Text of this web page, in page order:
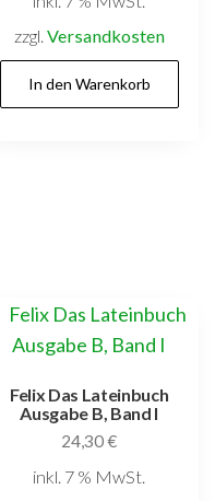
zzgl. Versandkosten
In den Warenkorb
Felix Das Lateinbuch
Ausgabe B, Band I
24,30€
inkl. 7 % MwSt.